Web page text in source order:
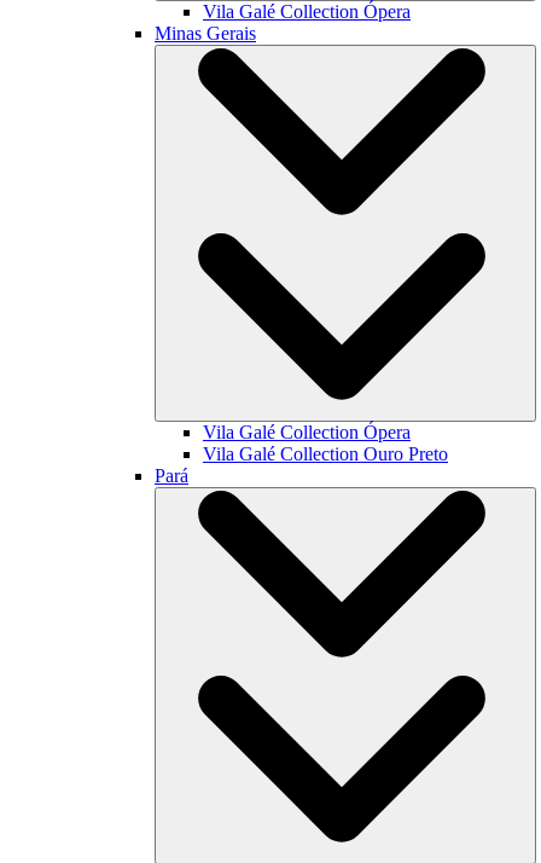
Vila Galé Collection Ópera
Minas Gerais
Vila Galé Collection Ópera
Vila Galé Collection Ouro Preto
Pará